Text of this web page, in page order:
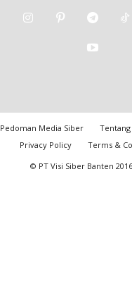
Pedoman Media Siber Tentang
Privacy Policy
Terms &
© PT Visi Siber Banten